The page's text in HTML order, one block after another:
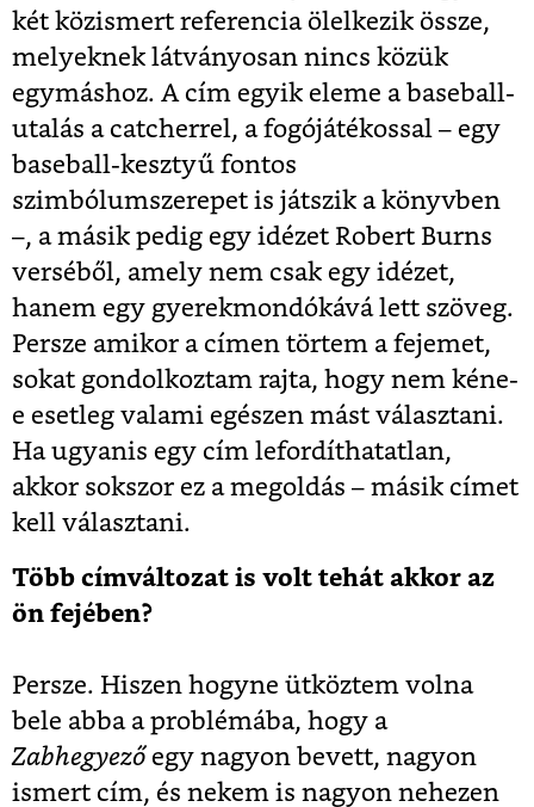
két közismert referencia ölelkezik össze,
melyeknek látványosan nincs közük
egymáshoz. A cím egyik eleme a baseball-
utalás a catcherrel, a fogójátékossal – egy
baseball-kesztyű fontos
szimbólumszerepet is játszik a könyvben
–, a másik pedig egy idézet Robert Burns
verséből, amely nem csak egy idézet,
hanem egy gyerekmondókává lett szöveg.
Persze amikor a címen törtem a fejemet,
sokat gondolkoztam rajta, hogy nem kéne-
e esetleg valami egészen mást választani.
Ha ugyanis egy cím lefordíthatatlan,
akkor sokszor ez a megoldás – másik címet
kell választani.
Több címváltozat is volt tehát akkor az
ön fejében?
Persze. Hiszen hogyne ütköztem volna
bele abba a problémába, hogy a
Zabhegyezőegy nagyon bevett, nagyon
ismert cím, és nekem is nagyon nehezen